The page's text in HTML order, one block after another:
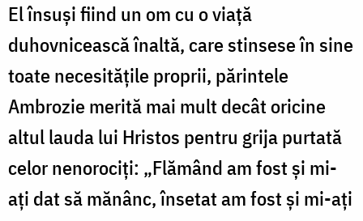
El însuși fiind un om cu o viață
duhovnicească înaltă, care stinsese în sine
toate necesitățile proprii, părintele
Ambrozie merită mai mult decât oricine
altul lauda lui Hristos pentru grija purtată
celor nenorociți: „Flămând am fost și mi-
ați dat să mănânc, însetat am fost și mi-ați